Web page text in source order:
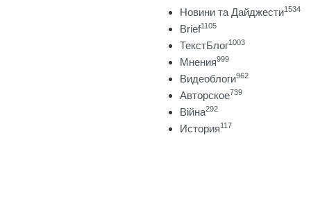
Новини та Дайджести1534
Brief1105
ТекстБлог1003
Мнения999
Видеоблоги962
Авторское739
Війна292
История117